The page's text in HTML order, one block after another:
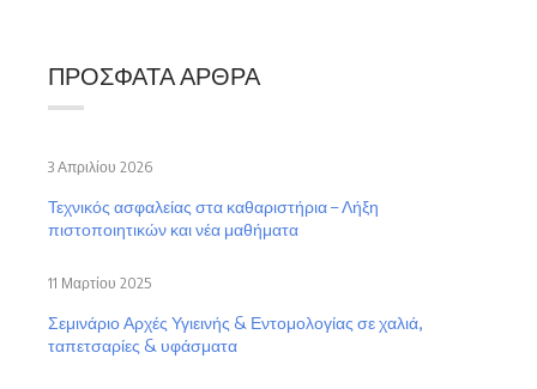
ΠΡΌΣΦΑΤΑ ΆΡΘΡΑ
Τεχνικός ασφαλείας στα καθαριστήρια – Λήξη
πιστοποιητικών και νέα μαθήματα
3 Απριλίου 2026
Σεμινάριο Αρχές Υγιεινής & Εντομολογίας σε χαλιά,
ταπετσαρίες & υφάσματα
11 Μαρτίου 2025